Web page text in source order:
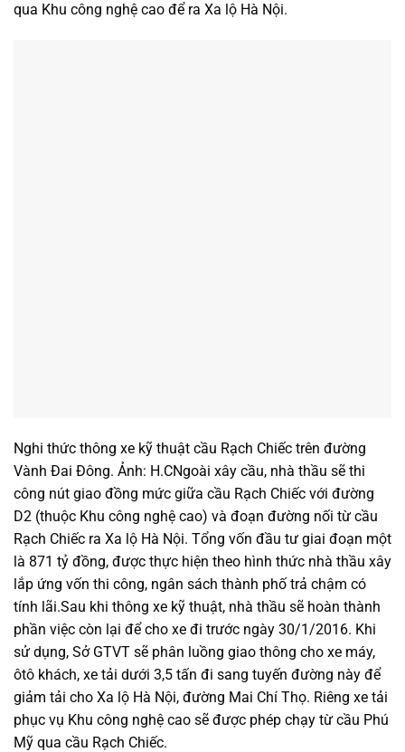
qua Khu công nghệ cao để ra Xa lộ Hà Nội.
Nghi thức thông xe kỹ thuật cầu Rạch Chiếc trên đường
Vành Đai Đông. Ảnh: H.CNgoài xây cầu, nhà thầu sẽ thi
công nút giao đồng mức giữa cầu Rạch Chiếc với đường
D2 (thuộc Khu công nghệ cao) và đoạn đường nối từ cầu
Rạch Chiếc ra Xa lộ Hà Nội. Tổng vốn đầu tư giai đoạn một
là 871 tỷ đồng, được thực hiện theo hình thức nhà thầu xây
lắp ứng vốn thi công, ngân sách thành phố trả chậm có
tính lãi.Sau khi thông xe kỹ thuật, nhà thầu sẽ hoàn thành
phần việc còn lại để cho xe đi trước ngày 30/1/2016. Khi
sử dụng, Sở GTVT sẽ phân luồng giao thông cho xe máy,
ôtô khách, xe tải dưới 3,5 tấn đi sang tuyến đường này để
giảm tải cho Xa lộ Hà Nội, đường Mai Chí Thọ. Riêng xe tải
phục vụ Khu công nghệ cao sẽ được phép chạy từ cầu Phú
Mỹ qua cầu Rạch Chiếc.